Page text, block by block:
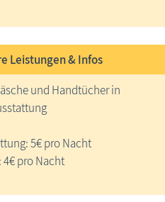
Leistungen & Infos
und Handtücher in
5€ pro Nacht
4€ pro Nacht